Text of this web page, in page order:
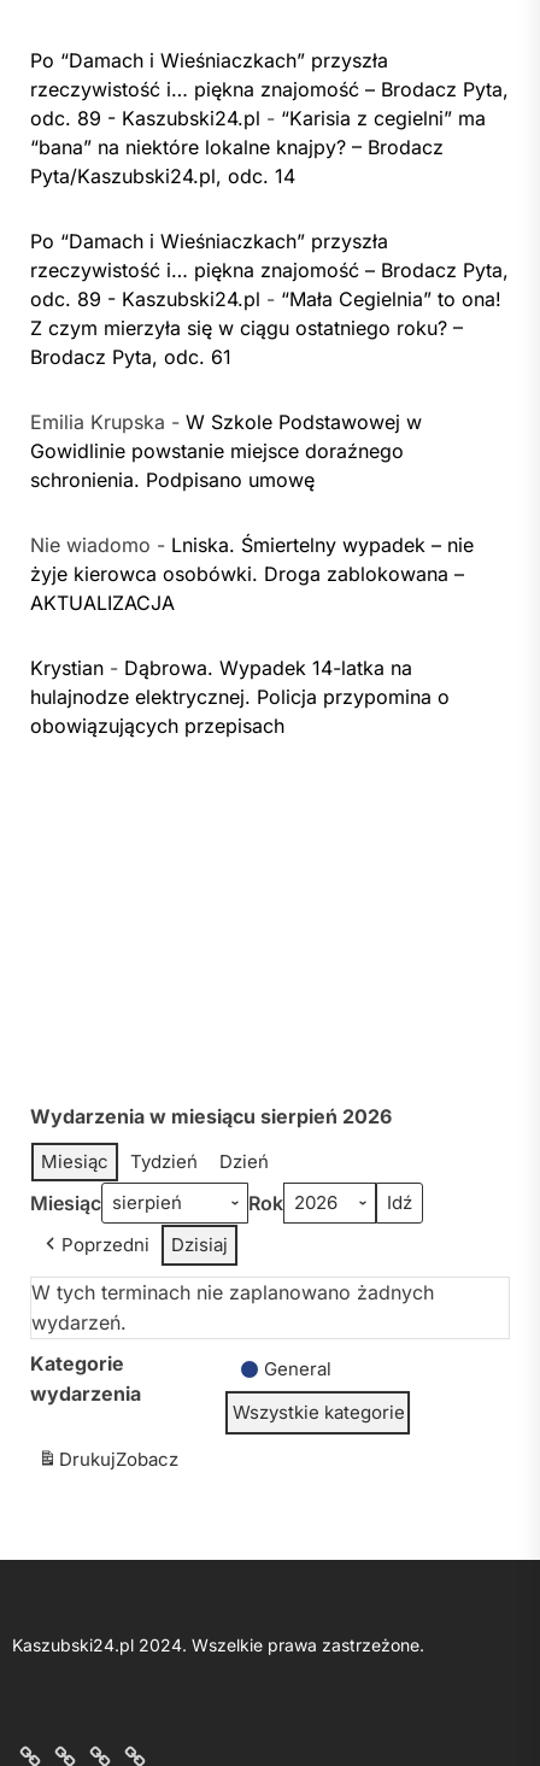
Po “Damach i Wieśniaczkach” przyszła
rzeczywistość i… piękna znajomość – Brodacz Pyta,
odc. 89 - Kaszubski24.pl - “Karisia z cegielni” ma
“bana” na niektóre lokalne knajpy? – Brodacz
Pyta/Kaszubski24.pl, odc. 14
Po “Damach i Wieśniaczkach” przyszła
rzeczywistość i… piękna znajomość – Brodacz Pyta,
odc. 89 - Kaszubski24.pl - “Mała Cegielnia” to ona!
Z czym mierzyła się w ciągu ostatniego roku? –
Brodacz Pyta, odc. 61
Emilia Krupska - W Szkole Podstawowej w
Gowidlinie powstanie miejsce doraźnego
schronienia. Podpisano umowę
Nie wiadomo - Lniska. Śmiertelny wypadek – nie
żyje kierowca osobówki. Droga zablokowana –
AKTUALIZACJA
Krystian - Dąbrowa. Wypadek 14-latka na
hulajnodze elektrycznej. Policja przypomina o
obowiązujących przepisach
Wydarzenia w miesiącu sierpień 2026
Miesiąc Tydzień Dzień
Miesiąc Rok
Poprzedni Dzisiaj
W tych terminach nie zaplanowano żadnych
wydarzeń.
Kategorie
wydarzenia
General
Wszystkie kategorie
DrukujZobacz
Kaszubski24.pl 2024. Wszelkie prawa zastrzeżone.
O
KontaktPolitykaRegulamin